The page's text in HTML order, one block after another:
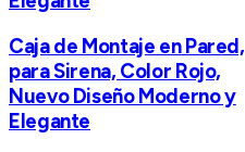
Caja de Montaje en Pared,
para Sirena, Color Rojo,
Nuevo Diseño Moderno y
Elegante